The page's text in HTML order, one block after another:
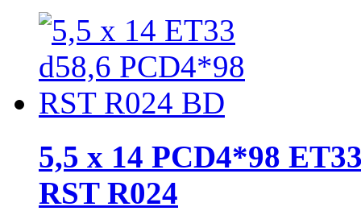
5,5 x 14 PCD4*98
RST R024